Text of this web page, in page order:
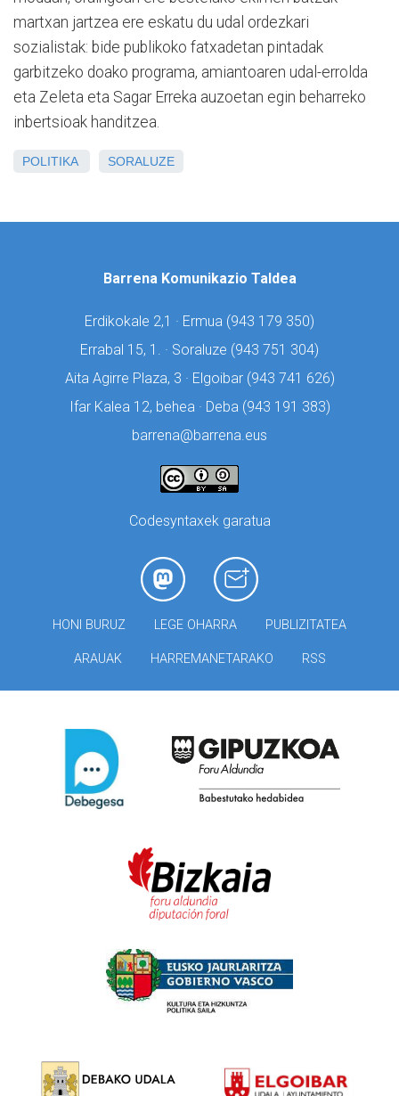
martxan jartzea ere eskatu du udal ordezkari
sozialistak: bide publikoko fatxadetan pintadak
garbitzeko doako programa, amiantoaren udal-errolda
eta Zeleta eta Sagar Erreka auzoetan egin beharreko
inbertsioak handitzea.
POLITIKA SORALUZE
Barrena Komunikazio Taldea
Erdikokale 2,1 · Ermua (943 179 350)
Errabal 15, 1. · Soraluze (943 751 304)
Aita Agirre Plaza, 3 · Elgoibar (943 741 626)
Ifar Kalea 12, behea · Deba (943 191 383)
barrena@barrena.eus
Codesyntaxek garatua
HONI BURUZ LEGE OHARRA PUBLIZITATEA
ARAUAK HARREMANETARAKO RSS